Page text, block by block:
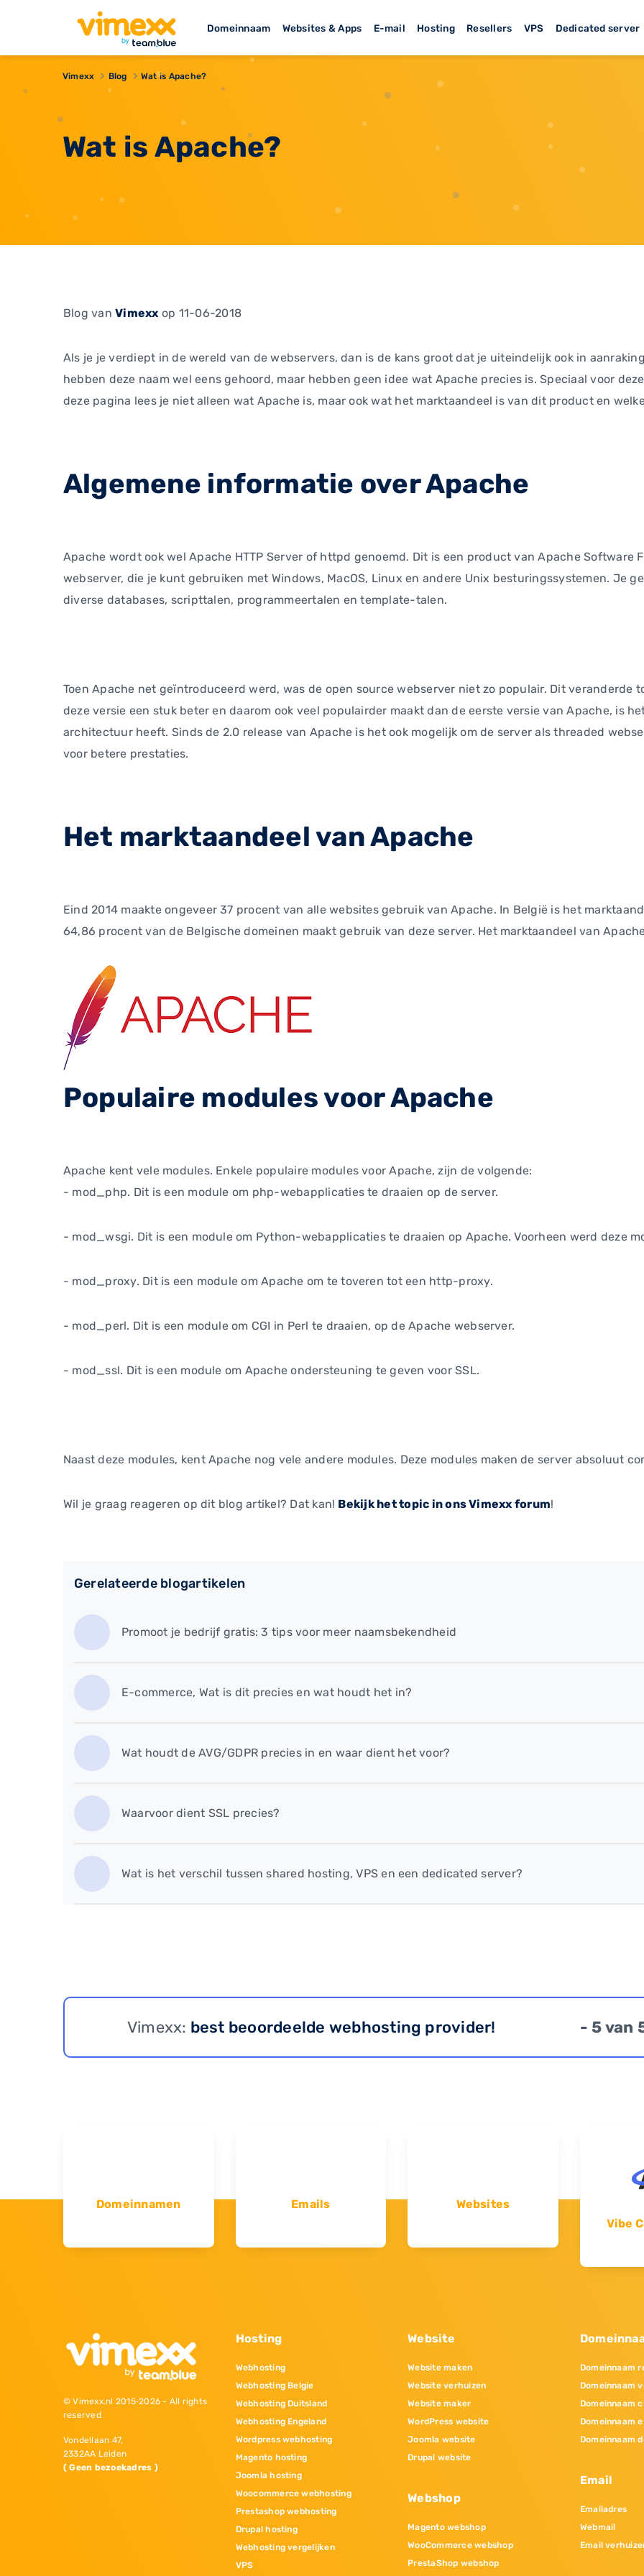
Domeinnaam Websites & Apps E-mail Hosting Resellers VPS Dedicated server
Vimexx Blog Wat is Apache?
Wat is Apache?
Blog vanVimexx op 11-06-2018
Als je je verdiept in de wereld van de webservers, dan is de kans groot dat je uiteindelijk ook in
hebben deze naam wel eens gehoord, maar hebben geen idee wat Apache precies is. Speciaal voor
deze pagina lees je niet alleen wat Apache is, maar ook wat het marktaandeel is van dit product en
Algemene informatie over Apache
Apache wordt ook wel Apache HTTP Server of httpd genoemd. Dit is een product van Apache Software
webserver, die je kunt gebruiken met Windows, MacOS, Linux en andere Unix besturingssystemen. Je
diverse databases, scripttalen, programmeertalen en template-talen.
Toen Apache net geïntroduceerd werd, was de open source webserver niet zo populair. Dit veranderde
deze versie een stuk beter en daarom ook veel populairder maakt dan de eerste versie van Apache, is
architectuur heeft. Sinds de 2.0 release van Apache is het ook mogelijk om de server als threaded
voor betere prestaties.
Het marktaandeel van Apache
Eind 2014 maakte ongeveer 37 procent van alle websites gebruik van Apache. In België is het
64,86 procent van de Belgische domeinen maakt gebruik van deze server. Het marktaandeel van
Populaire modules voor Apache
Apache kent vele modules. Enkele populaire modules voor Apache, zijn de volgende:
- mod_php. Dit is een module om php-webapplicaties te draaien op de server.
- mod_wsgi. Dit is een module om Python-webapplicaties te draaien op Apache. Voorheen werd deze
- mod_proxy. Dit is een module om Apache om te toveren tot een http-proxy.
- mod_perl. Dit is een module om CGI in Perl te draaien, op de Apache webserver.
- mod_ssl. Dit is een module om Apache ondersteuning te geven voor SSL.
Naast deze modules, kent Apache nog vele andere modules. Deze modules maken de server absoluut
Wil je graag reageren op dit blog artikel? Dat kan! Bekijk het topic in ons Vimexx forum!
Gerelateerde blogartikelen
Promoot je bedrijf gratis: 3 tips voor meer naamsbekendheid
E-commerce, Wat is dit precies en wat houdt het in?
Wat houdt de AVG/GDPR precies in en waar dient het voor?
Waarvoor dient SSL precies?
Wat is het verschil tussen shared hosting, VPS en een dedicated server?
Vimexx: best beoordeelde webhosting provider! - 5 van
Domeinnamen Emails
Websites
Vibe
© Vimexx.nl 2015‐2026 - All rights
reserved
Vondellaan 47,
2332AA Leiden
( Geen bezoekadres )
Hosting
Webhosting
Webhosting Belgie
Webhosting Duitsland
Webhosting Engeland
Wordpress webhosting
Magento hosting
Joomla hosting
Woocommerce webhosting
Prestashop webhosting
Drupal hosting
Webhosting vergelijken
VPS
Website
Website maken
Website verhuizen
Website maker
WordPress website
Joomla website
Drupal website
Webshop
Magento webshop
WooCommerce webshop
PrestaShop webshop
Domeinnaam
Domeinnaam
Domeinnaam
Domeinnaam
Domeinnaam
Email
Emailadres
Webmail
Email